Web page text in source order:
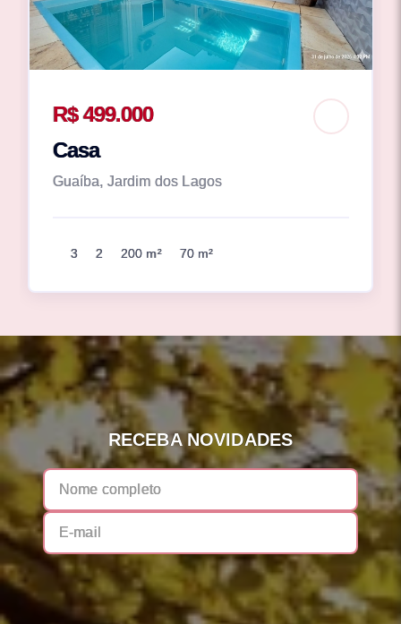
R$ 499.000
Casa
Guaíba, Jardim dos Lagos
3 2 200 m² 70 m²
RECEBA NOVIDADES